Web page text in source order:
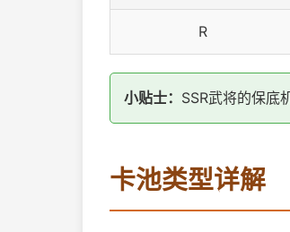
R
小贴士： SSR武将的保底
卡池类型详解